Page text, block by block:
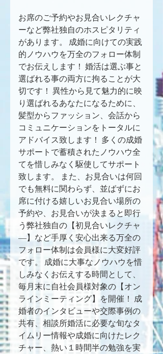
お席のご予約やお見合いレクチャ
ーなど弊社独自のホスピタリティ
があります。 成婚に向けての実践
的ノウハウを万全のフォロー体制
でお伝えします！ 婚活は選ぶ事と
選ばれる事の両方に拘ることが大
切です！ 異性から見て魅力的に映
り選ばれるあなたになるために、
髪型からファッション、会話から
コミュニケーションをトータルに
アドバイス致します！ 多くの成婚
サポートで蓄積されたノウハウ全
てを惜しみなく駆使してサポート
致します。 また、お見合いは何回
でも無料に関わらず、並ばずにお
席に付ける嬉しいお見合い場所の
予約や、お見合いが決まると即行
う弊社独自の【初見合いレクチャ
―】など手厚く安心出来る万全の
フォロー体制は会員様に大変好評
です。 成婚に大事なノウハウを惜
しみなくお伝えする時間として、
毎月末に自社会員様対象の【オン
ラインミーティング】を開催！ 成
婚者のインタビューや交際事例の
共有、相談所婚活に必要な旬なタ
イムリー情報や成婚に向けたレク
チャー、熱い１時間半の勉強を実